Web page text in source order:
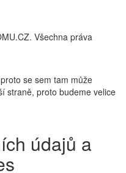
Všechna práva
se sem tam může
straně, proto budeme velice
údajů a